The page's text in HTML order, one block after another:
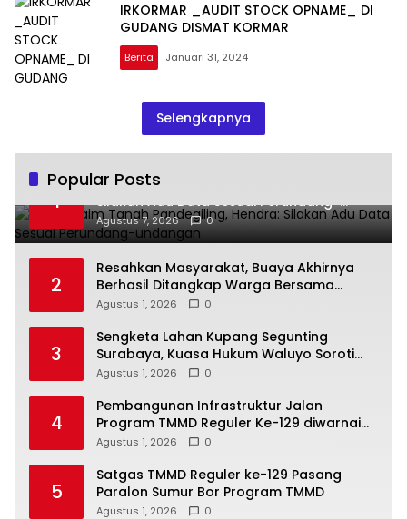
IRKORMAR _AUDIT STOCK OPNAME_ DI
GUDANG DISMAT KORMAR
Berita Januari 31, 2024
Selengkapnya
Popular Posts
1
Saling Klaim Tanah Pandegiling, Hendra:
Silakan Adu Data Sesuai Perundang-
undangan
Agustus 7, 2026 0
2
Resahkan Masyarakat, Buaya Akhirnya
Berhasil Ditangkap Warga Bersama
Babinsa Koramil 04/Jawai
Agustus 1, 2026 0
3
Sengketa Lahan Kupang Segunting
Surabaya, Kuasa Hukum Waluyo Soroti
Dugaan Cacat Hukum Peralihan SHM 964
Agustus 1, 2026 0
4
Pembangunan Infrastruktur Jalan
Program TMMD Reguler Ke-129 diwarnai
Senda Gurau Satgas dan Warga Desa
Agustus 1, 2026 0
5
Satgas TMMD Reguler ke-129 Pasang
Paralon Sumur Bor Program TMMD
Agustus 1, 2026 0